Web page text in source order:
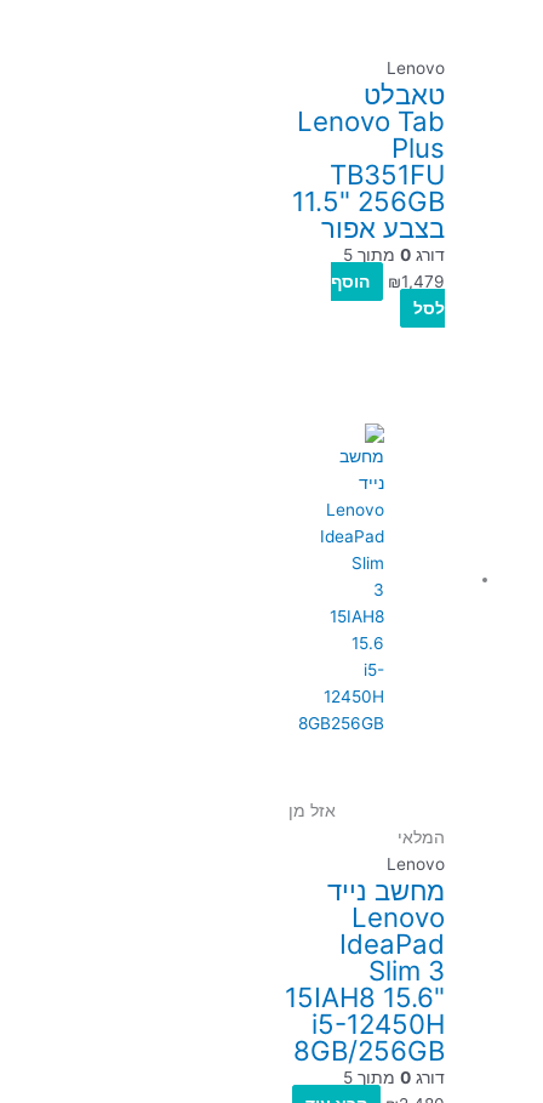
Lenovo
טאבלט
Lenovo Tab
Plus
TB351FU
11.5" 256GB
בצבע אפור
דורג0 מתוך 5
₪1,479
הוסף
לסל
אזל מן
המלאי
Lenovo
מחשב נייד
Lenovo
IdeaPad
Slim 3
15IAH8 15.6"
i5-12450H
8GB/256GB
דורג0 מתוך 5